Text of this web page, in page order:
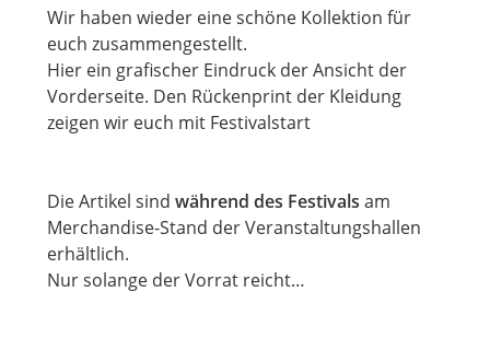
Wir haben wieder eine schöne Kollektion für
euch zusammengestellt.
Hier ein grafischer Eindruck der Ansicht der
Vorderseite. Den Rückenprint der Kleidung
zeigen wir euch mit Festivalstart
Die Artikel sind während des Festivals am
Merchandise-Stand der Veranstaltungshallen
erhältlich.
Nur solange der Vorrat reicht…